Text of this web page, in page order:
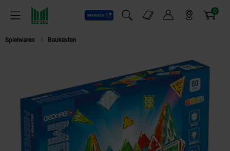
Menü
Payback
Suchfeld einblenden
Markt-Angebote 0
Artikel
Spielwaren Baukästen